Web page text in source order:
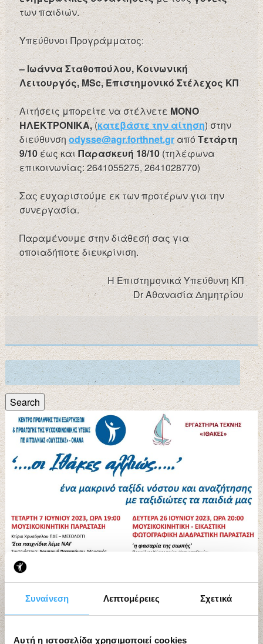
Συναίνεση Λεπτομέρειες Σχετικά
Αυτή η ιστοσελίδα χρησιμοποιεί cookies
των παιδιών.
Υπεύθυνοι Προγράμματος:
– Ιωάννα Σταθοπούλου, Κοινωνική
Λειτουργός, MSc, Επιστημονικό Στέλεχος ΚΠ
Αιτήσεις μπορείτε να στέλνετεMONO
HΛΕΚΤΡΟΝΙΚΑ,(κατεβάστε την αίτηση) στην
διεύθυνσηodysse@agr.forthnet.grαπόΤετάρτη
9/10 έως καιΠαρασκευή 18/10(τηλέφωνα
επικοινωνίας: 2641055275, 2641028770)
Σας ευχαριστούμε εκ των προτέρων για την
συνεργασία.
Παραμένουμε στην διάθεσή σας για
οποιαδήποτε διευκρίνιση.
Η Επιστημονικά Υπεύθυνη ΚΠ
Dr Αθανασία Δημητρίου
Search
for:
Search